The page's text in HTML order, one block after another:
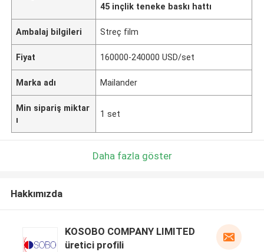
45 inçlik teneke baskı hattı
Ambalaj bilgileri Streç film
Fiyat 160000-240000 USD/set
Marka adı Mailander
Min sipariş miktar
ı
1 set
Daha fazla göster
Hakkımızda
KOSOBO COMPANY LIMITED
üretici profili